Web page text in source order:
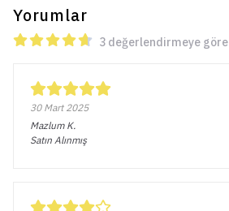
Yorumlar
3 değerlendirmeye göre
30 Mart 2025
Mazlum K.
Satın Alınmış